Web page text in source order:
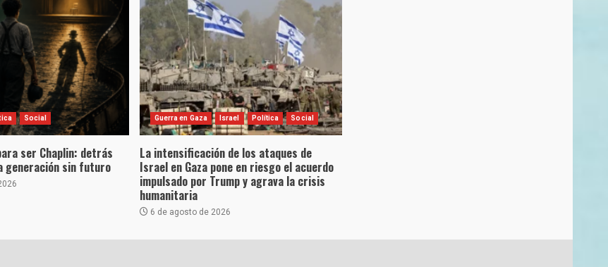
Social
ser Chaplin: detrás
generación sin futuro
Guerra en Gaza Israel Política Social
La intensificación de los ataques de
Israel en Gaza pone en riesgo el acuerdo
impulsado por Trump y agrava la crisis
humanitaria
6 de agosto de 2026